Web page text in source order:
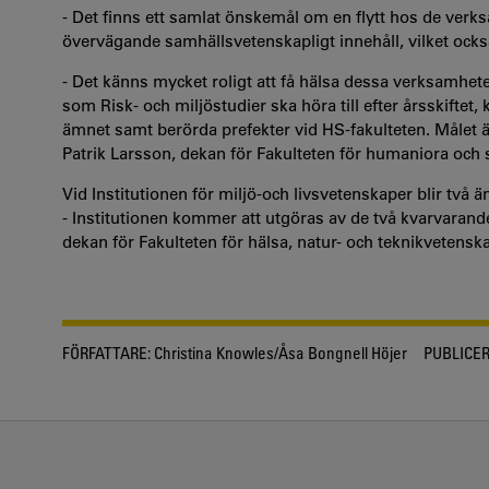
- Det finns ett samlat önskemål om en flytt hos de
övervägande samhällsvetenskapligt innehåll, vilket
- Det känns mycket roligt att få hälsa dessa
som Risk- och miljöstudier ska höra till efter årsskiftet,
ämnet samt berörda prefekter vid HS-fakulteten.
Patrik Larsson, dekan för Fakulteten för humaniora och
Vid Institutionen för miljö-och livsvetenskaper blir två
- Institutionen kommer att utgöras av de två
dekan för Fakulteten för hälsa, natur- och
FÖRFATTARE: Christina Knowles/Åsa Bongnell Höjer